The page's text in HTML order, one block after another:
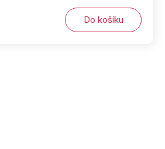
Do košíku